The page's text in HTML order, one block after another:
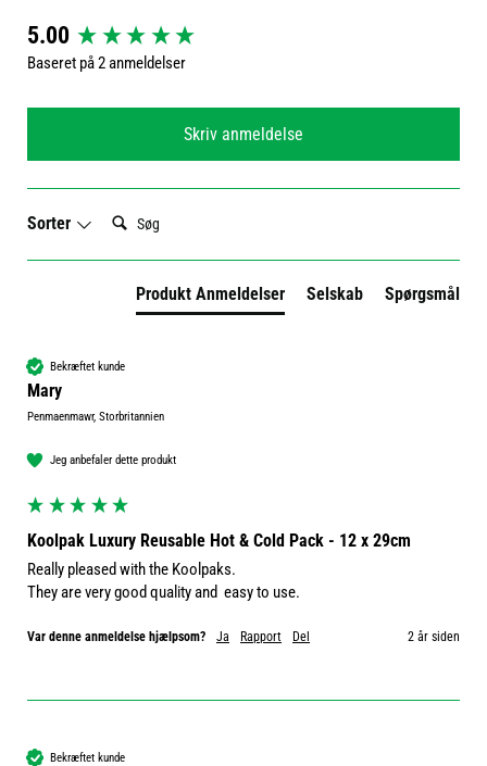
5.00
Baseret på 2 anmeldelser
Skriv anmeldelse
Sorter
Søg:
Produkt Anmeldelser Selskab Spørgsmål
Bekræftet kunde
Mary
Penmaenmawr, Storbritannien
Jeg anbefaler dette produkt
Koolpak Luxury Reusable Hot & Cold Pack - 12 x 29cm
Really pleased with the Koolpaks.
They are very good quality and  easy to use.
Var denne anmeldelse hjælpsom? Ja Rapport Del 2 år siden
Bekræftet kunde
New content loaded